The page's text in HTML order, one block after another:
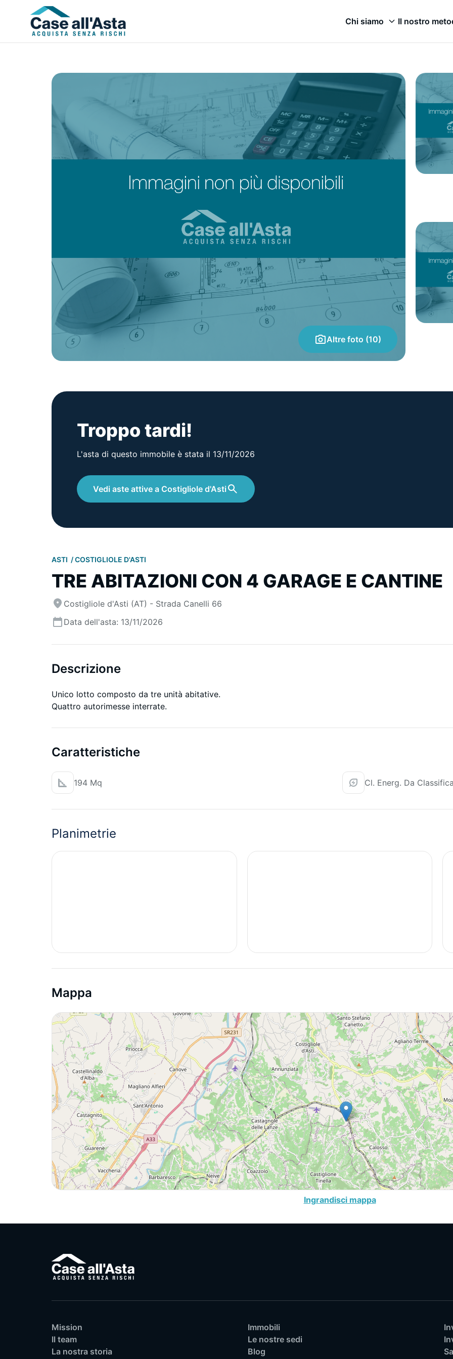
Chi siamo Il nostro
Altre foto (10)
Troppo tardi!
L'asta di questo immobile è stata il 13/11/2026
Vedi aste attive a Costigliole d'Asti
ASTI COSTIGLIOLE D'ASTI
TRE ABITAZIONI CON 4 GARAGE E CANTINE
Costigliole d'Asti (AT) - Strada Canelli 66
Data dell'asta: 13/11/2026
Descrizione
Unico lotto composto da tre unità abitative.
Quattro autorimesse interrate.
Caratteristiche
194 Mq Cl. Energ. Da
Planimetrie
Mappa
Ingrandisci mappa
Mission
Il team
La nostra storia
Immobili
Le nostre sedi
Blog